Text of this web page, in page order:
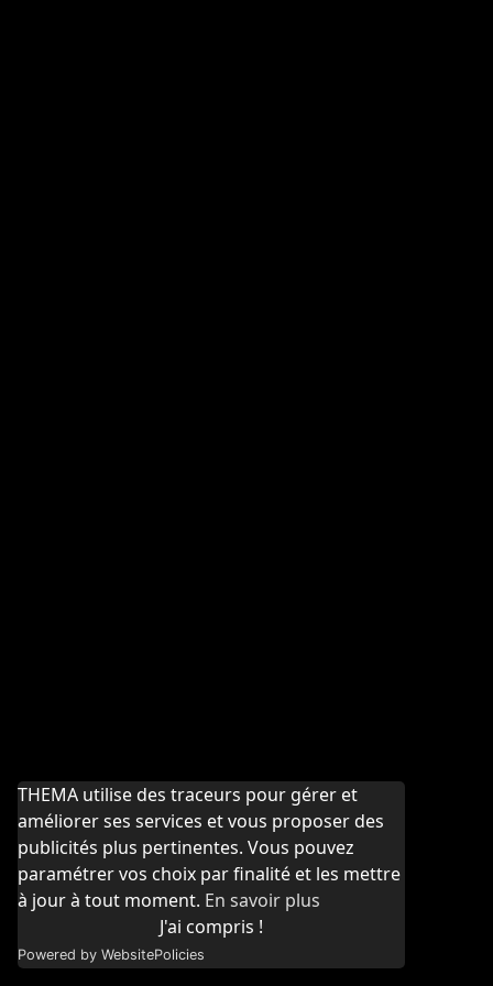
THEMA utilise des traceurs pour gérer et
améliorer ses services et vous proposer des
publicités plus pertinentes. Vous pouvez
paramétrer vos choix par finalité et les mettre
à jour à tout moment. En savoir plus
J'ai compris !
Powered by WebsitePolicies